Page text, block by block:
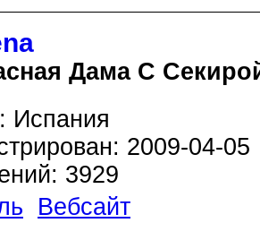
Дама С
Испания
2009-04-05
3929
Вебсайт